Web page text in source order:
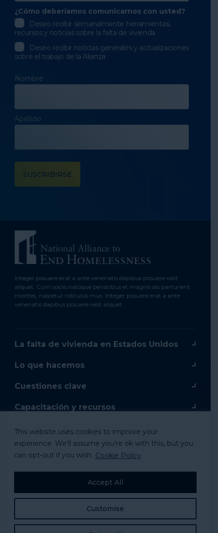
This website uses cookies to improve your
experience. We'll assume you're ok with this, but you
can opt-out if you wish. Cookie Policy
Customise
Accept All
¿Cómo deberíamos comunicarnos con usted?
Deseo recibir semanalmente herramientas,
recursos y noticias sobre la falta de vivienda
Deseo recibir noticias generales y actualizaciones
sobre el trabajo de la Alianza
Nombre
Apellido
Integer posuere erat a ante venenatis dapibus posuere velit
aliquet. Cum sociis natoque penatibus et magnis dis parturient
montes, nascetur ridiculus mus. Integer posuere erat a ante
venenatis dapibus posuere velit aliquet.
La falta de vivienda en Estados Unidos
Lo que hacemos
Cuestiones clave
Capacitación y recursos
Capacitación en línea
Donar
Mercancía
Tomar acción